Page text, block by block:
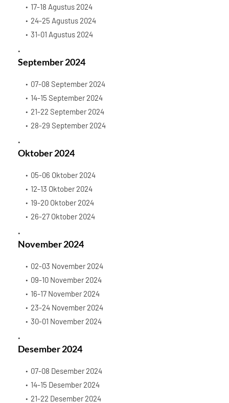
17-18 Agustus 2024
24-25 Agustus 2024
31-01 Agustus 2024
September 2024
07-08 September 2024
14-15 September 2024
21-22 September 2024
28-29 September 2024
Oktober 2024
05-06 Oktober 2024
12-13 Oktober 2024
19-20 Oktober 2024
26-27 Oktober 2024
November 2024
02-03 November 2024
09-10 November 2024
16-17 November 2024
23-24 November 2024
30-01 November 2024
Desember 2024
07-08 Desember 2024
14-15 Desember 2024
21-22 Desember 2024